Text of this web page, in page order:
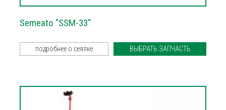
Semeato "SSM-33"
подробнее о сеялке ВЫБРАТЬ ЗАПЧАСТЬ